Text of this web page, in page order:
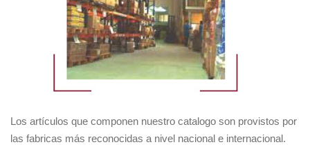
Los artículos que componen nuestro catalogo son provistos por
las fabricas más reconocidas a nivel nacional e internacional.